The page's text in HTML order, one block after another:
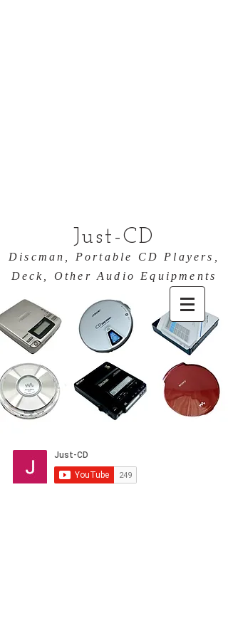
Just-CD
Discman, Portable CD Players,
Deck, Other Audio Equipments